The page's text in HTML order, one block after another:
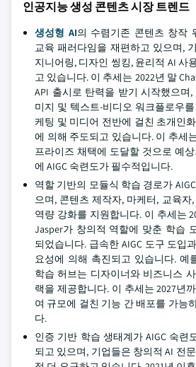
인공지능 생성 콘텐츠 시장 트렌드
생성형 AI의 수렴기존 콘텐츠 창작
교육 패러다임을 재편하고 있으며,
지니어링, 디자인 씽킹, 윤리적 AI 사
고 있습니다. 이 추세는 2022년 말
API 출시로 탄력을 받기 시작했으며
미지 및 텍스트-비디오 워크플로우
케팅 및 미디어 전반에 걸친 초개인
에 의해 주도되고 있습니다. 이 추세
프라이즈 채택에 도달할 것으로 예
에 AIGC 숙련도가 필수적입니다.
역할 기반의 모듈식 학습 경로가
으며, 콘텐츠 제작자, 마케터, 교육자
역량 강화를 지원합니다. 이 추세는
Jasper가 창의적 역할에 맞춘 학습
되었습니다. 급속한 AIGC 도구 도입
요성에 의해 촉진되고 있습니다. 예
학습 허브는 디자이너와 비즈니스
랙을 제공합니다. 이 추세는 2027년
여 규모에 걸친 기능 간 배포를 가능
다.
인증 기반 학습 생태계가 AIGC 숙련
되고 있으며, 기업들은 창의적 AI 전